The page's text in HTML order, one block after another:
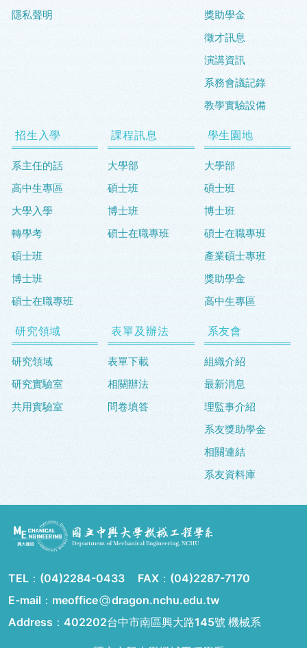
隱私聲明
獎助學金
徵才訊息
演講資訊
系務會議記錄
教學實驗設備
招生入學
系主任的話
高中生專區
大學入學
轉學考
碩士班
博士班
碩士在職專班
課程訊息
大學部
碩士班
博士班
碩士在職專班
學生園地
大學部
碩士班
博士班
碩士在職專班
產業碩士專班
獎助學金
高中生專區
研究領域
研究領域
研究實驗室
共用實驗室
表單及辦法
表單下載
相關辦法
問卷填答
系友會
組織介紹
最新消息
理監事介紹
系友獎助學金
相關連結
系友資料庫
TEL： (04)2284-0433 FAX： (04)2287-7170
E-mail：meoffice
dragon.nchu.edu.tw
Address： 402202台中市南區興大路145號 機械系